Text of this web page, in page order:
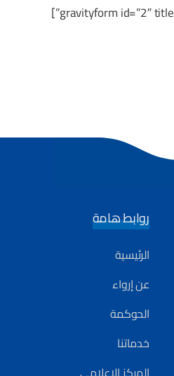
روابط هامة
الرئيسية
عن إرواء
الحوكمة
خدماتنا